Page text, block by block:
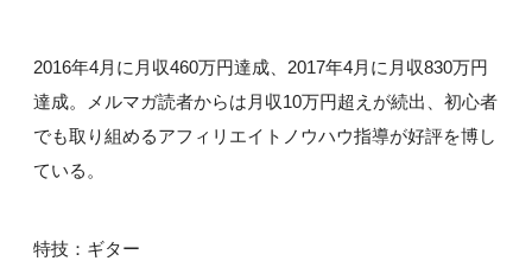
2016年4月に月収460万円達成、2017年4月に月収830万円
達成。メルマガ読者からは月収10万円超えが続出、初心者
でも取り組めるアフィリエイトノウハウ指導が好評を博し
ている。
特技：ギター